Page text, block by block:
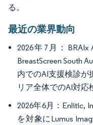
る。
最近の業界動向
2026年7月：
BreastScreen South
内でのAI支援検診が
リア全体でのAI対応
2026年6月：Enlitic,
を対象にLumus